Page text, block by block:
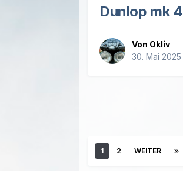
Dunlop mk 4
Von Okliv
30. Mai 2025
1 2 WEITER